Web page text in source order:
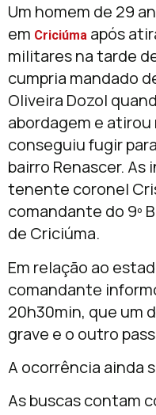
Um homem de 29
em Criciúma após
militares na tarde
cumpria mandado
Oliveira Dozol
abordagem e atirou
conseguiu fugir
bairro Renascer. As
tenente coronel
comandante do 9º
de Criciúma.
Em relação ao
comandante
20h30min, que um
grave e o outro
A ocorrência ainda
As buscas contam